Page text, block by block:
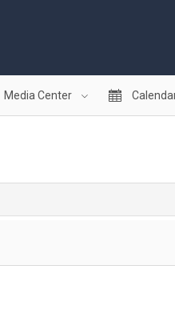
Media Center